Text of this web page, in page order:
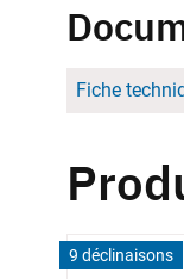
Fiche
9 déclinaisons